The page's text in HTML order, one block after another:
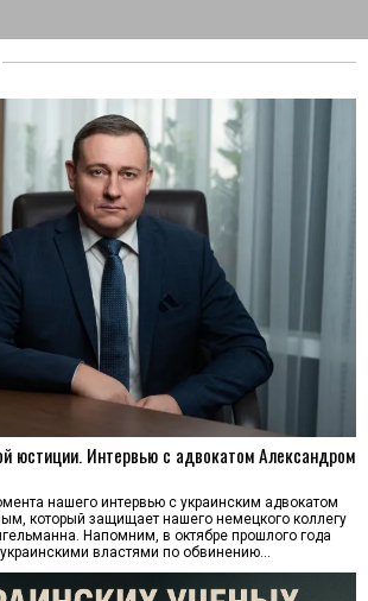
юстиции. Интервью с адвокатом Александром
нашего интервью с украинским адвокатом
который защищает нашего немецкого коллегу
Напомним, в октябре прошлого года
властями по обвинению…